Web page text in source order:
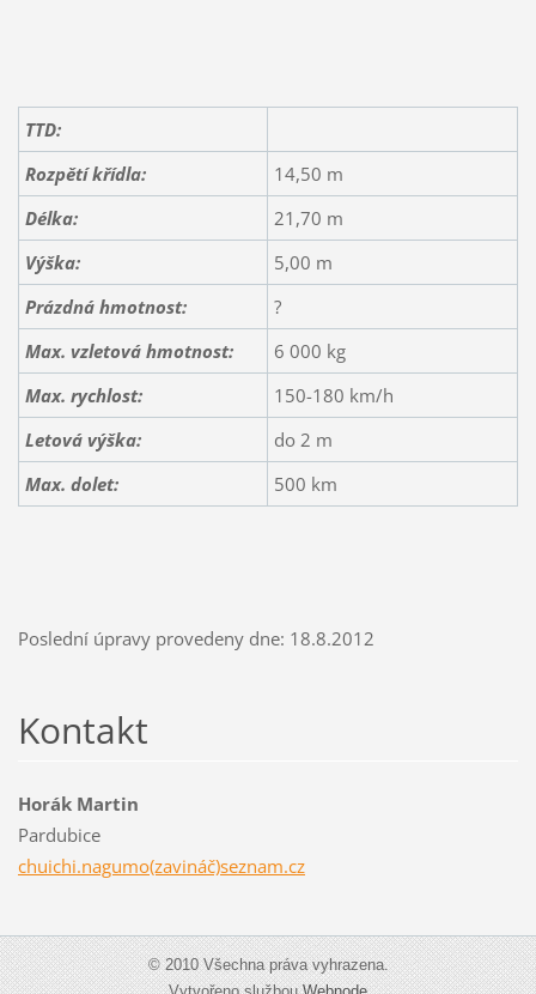
TTD:
Rozpětí křídla:
14,50 m
Délka:
21,70 m
Výška:
5,00 m
Prázdná hmotnost:
?
Max. vzletová hmotnost:
6 000 kg
Max. rychlost:
150-180 km/h
Letová výška:
do 2 m
Max. dolet:
500 km
Poslední úpravy provedeny dne: 18.8.2012
Kontakt
Horák Martin
Pardubice
chuichi.nagumo(zavináč)seznam.cz
© 2010 Všechna práva vyhrazena.